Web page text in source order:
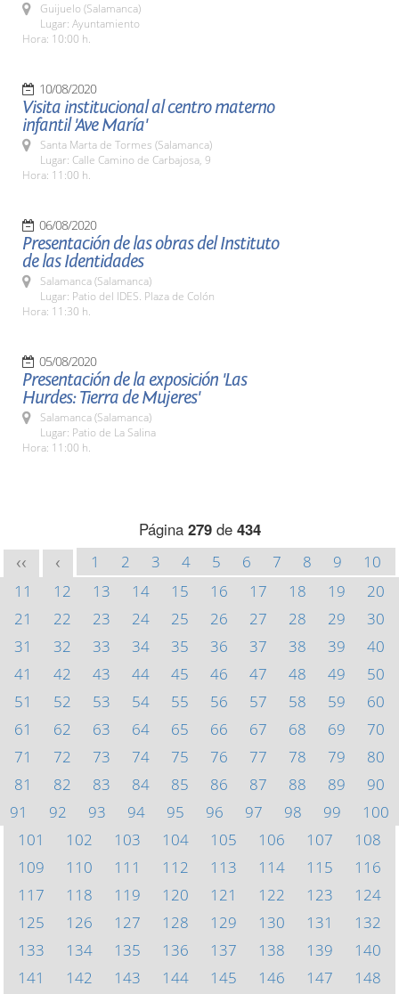
Guijuelo (Salamanca)
Lugar: Ayuntamiento
Hora: 10:00 h.
10/08/2020
Visita institucional al centro materno
infantil 'Ave María'
Santa Marta de Tormes (Salamanca)
Lugar: Calle Camino de Carbajosa, 9
Hora: 11:00 h.
06/08/2020
Presentación de las obras del Instituto
de las Identidades
Salamanca (Salamanca)
Lugar: Patio del IDES. Plaza de Colón
Hora: 11:30 h.
05/08/2020
Presentación de la exposición 'Las
Hurdes: Tierra de Mujeres'
Salamanca (Salamanca)
Lugar: Patio de La Salina
Hora: 11:00 h.
Página 279de 434
<< < 1 2 3 4 5 6 7 8 9
10
11
12 13 14 15 16 17 18 19
20
21
22 23 24 25 26 27 28 29
30
31
32 33 34 35 36 37 38 39
40
41
42 43 44 45 46 47 48 49
50
51
52 53 54 55 56 57 58 59
60
61
62 63 64 65 66 67 68 69
70
71
72 73 74 75 76 77 78 79
80
81
82 83 84 85 86 87 88 89
90
91
92 93 94 95 96 97 98 99
100
101
102 103 104 105 106 107
108
109
110 111 112 113 114 115
116
117
118 119 120 121 122 123
124
125
126 127 128 129 130 131
132
133
134 135 136 137 138 139
140
141
142 143 144 145 146 147
148